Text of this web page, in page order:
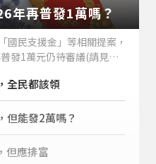
年再普發1萬嗎？
國民支援金」等相關提案，
發1萬元仍待審議(請見下
全民都該領
但能發2萬嗎？
但應排富